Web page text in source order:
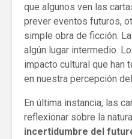
que algunos ven las
prever eventos futuros,
simple obra de ficción.
algún lugar intermedio.
impacto cultural que han
en nuestra percepción del
En última instancia, las
reflexionar sobre la
incertidumbre del